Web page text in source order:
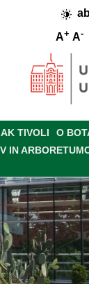
A+ A-
TIVOLI O
IN